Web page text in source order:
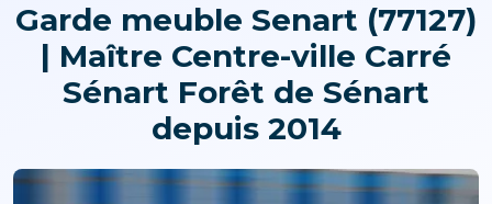
Garde meuble Senart (77127)
| Maître Centre-ville Carré
Sénart Forêt de Sénart
depuis 2014